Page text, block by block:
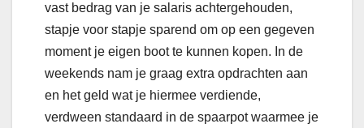
vast bedrag van je salaris achtergehouden,
stapje voor stapje sparend om op een gegeven
moment je eigen boot te kunnen kopen. In de
weekends nam je graag extra opdrachten aan
en het geld wat je hiermee verdiende,
verdween standaard in de spaarpot waarmee je